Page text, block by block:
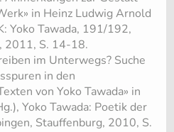
in Heinz Ludwig Arnold
Yoko Tawada, 191/192,
2011, S. 14-18.
im Unterwegs? Suche
in den
von Yoko Tawada» in
Yoko Tawada: Poetik der
Stauffenburg, 2010, S.